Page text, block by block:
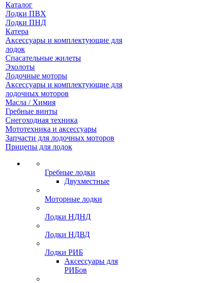
Каталог
Лодки ПВХ
Лодки ПНД
Катера
Аксессуары и комплектующие для
лодок
Спасательные жилеты
Эхолоты
Лодочные моторы
Аксессуары и комплектующие для
лодочных моторов
Масла / Химия
Гребные винты
Снегоходная техника
Мототехника и аксессуары
Запчасти для лодочных моторов
Прицепы для лодок
Гребные лодки
Двухместные
Моторные лодки
Лодки НДНД
Лодки НДВД
Лодки РИБ
Аксессуары для
РИБов